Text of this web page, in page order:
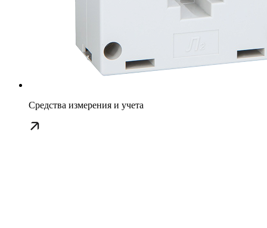
Средства измерения и учета